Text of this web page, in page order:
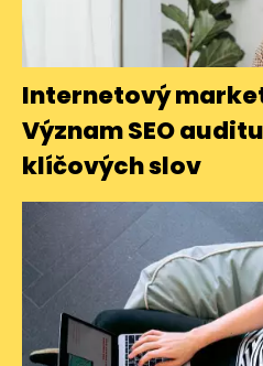
Internetový
Význam SEO
klíčových slov